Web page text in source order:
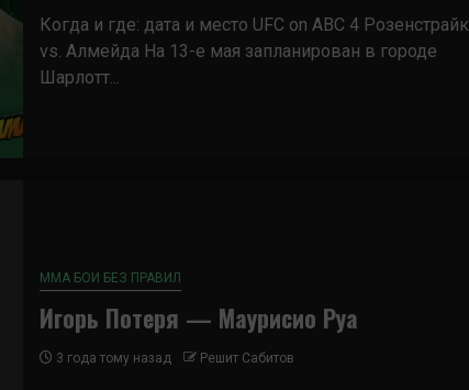
Когда и где: дата и место UFC on ABC 4 Розенстрайк
vs. Алмейда На 13-е мая запланирован в городе
Шарлотт...
ММА БОИ БЕЗ ПРАВИЛ
Игорь Потеря — Маурисио Руа
3 года тому назад Решит Сабитов